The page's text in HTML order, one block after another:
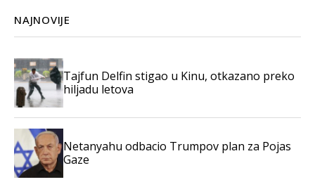
NAJNOVIJE
Tajfun Delfin stigao u Kinu, otkazano preko
hiljadu letova
Netanyahu odbacio Trumpov plan za Pojas
Gaze